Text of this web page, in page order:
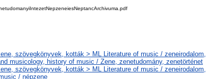
szövegkönyvek, kották > ML Literature of music / zeneirodalom,
musicology, history of music / Zene, zenetudomány, zenetörténet
szövegkönyvek, kották > ML Literature of music / zeneirodalom,
/ népzene